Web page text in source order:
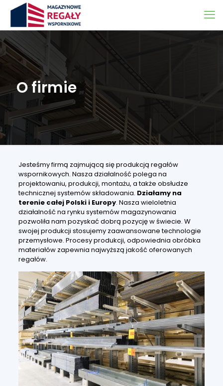
O firmie
Jesteśmy firmą zajmującą się produkcją regałów
wspornikowych. Nasza działalność polega na
projektowaniu, produkcji, montażu, a także obsłudze
technicznej systemów składowania. Działamy na
terenie całej Polski i Europy. Nasza wieloletnia
działalność na rynku systemów magazynowania
pozwoliła nam pozyskać dobrą pozycję w świecie. W
swojej produkcji stosujemy zaawansowane technologie
przemysłowe. Procesy produkcji, odpowiednia obróbka
materiałów zapewnia najwyższą jakość oferowanych
regałów.